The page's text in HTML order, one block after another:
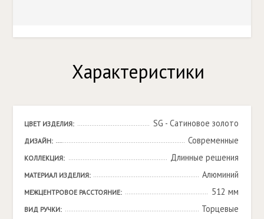
Характеристики
ЦВЕТ ИЗДЕЛИЯ: SG - Сатиновое золото
ДИЗАЙН: Современные
КОЛЛЕКЦИЯ: Длинные решения
МАТЕРИАЛ ИЗДЕЛИЯ: Алюминий
МЕЖЦЕНТРОВОЕ РАССТОЯНИЕ: 512 мм
ВИД РУЧКИ: Торцевые